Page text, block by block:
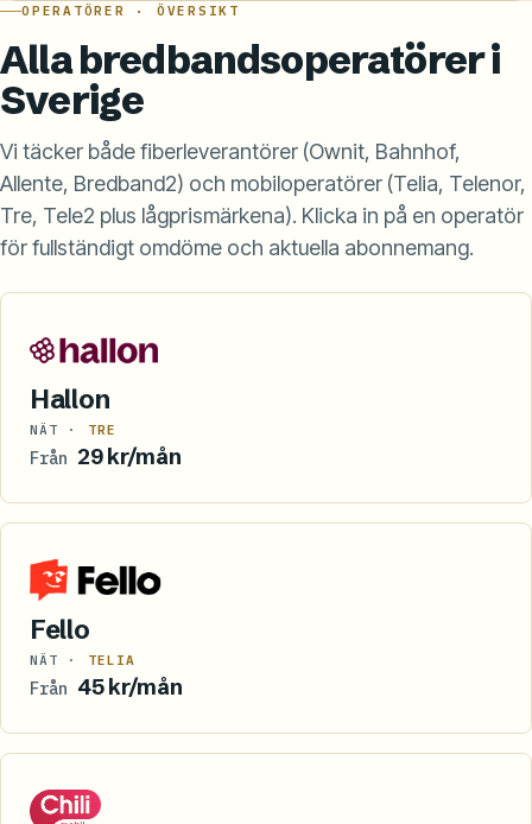
OPERATÖRER · ÖVERSIKT
Alla bredbandsoperatörer i
Sverige
Vi täcker både fiberleverantörer (Ownit, Bahnhof,
Allente, Bredband2) och mobiloperatörer (Telia, Telenor,
Tre, Tele2 plus lågprismärkena). Klicka in på en operatör
för fullständigt omdöme och aktuella abonnemang.
Hallon
NÄT · TRE
Från 29 kr/mån
Fello
NÄT · TELIA
Från 45 kr/mån